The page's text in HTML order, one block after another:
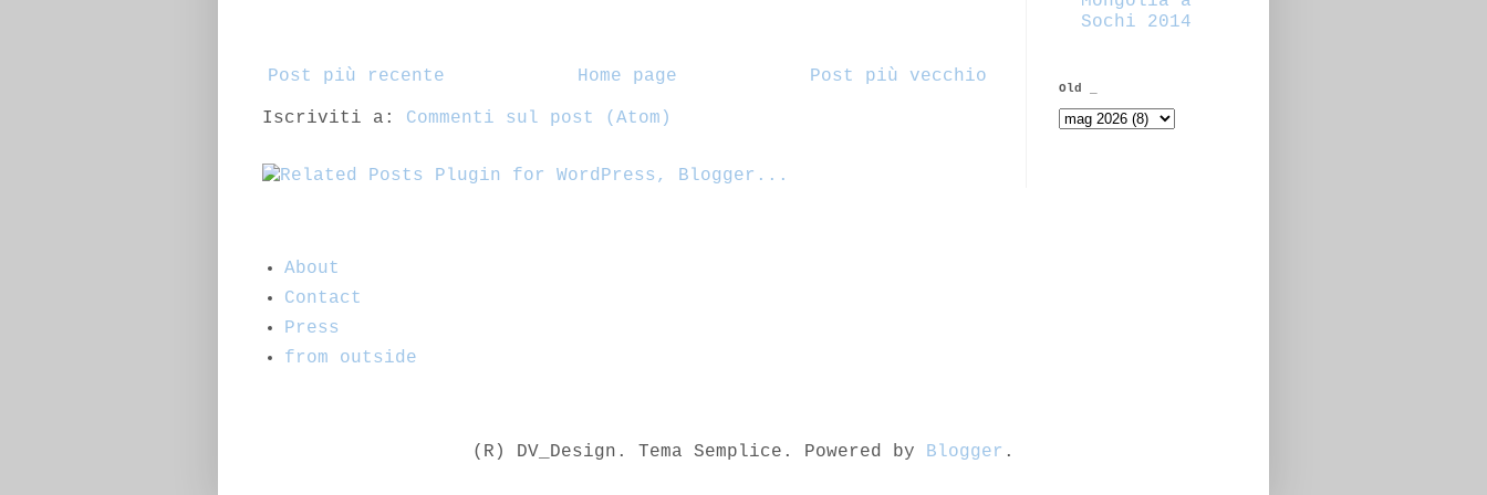
Post più recente Post più vecchio
Home page
Iscriviti a: Commenti sul post (Atom)
Sochi 2014
Old _
About
Contact
Press
from outside
(R) DV_Design. Tema Semplice. Powered by Blogger .